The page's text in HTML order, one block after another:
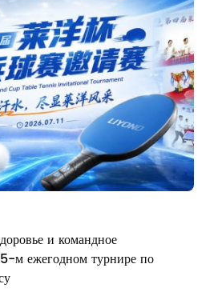
и командное
м ежегодном турнире по